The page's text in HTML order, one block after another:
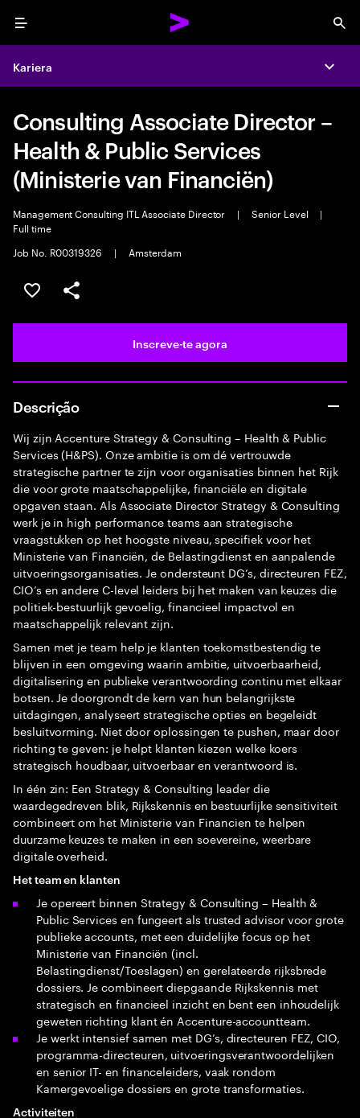
Menu
Kariera
Consulting Associate Director –
Health & Public Services
(Ministerie van Financiën)
Management Consulting ITL Associate Director | Senior Level
|
Full time
Job No. R00319326
| Amsterdam
Guardar oportunidade
Partilhar
Inscreve-te agora
Descrição
Wij zijn Accenture Strategy & Consulting – Health & Public
Services (H&PS). Onze ambitie is om dé vertrouwde
strategische partner te zijn voor organisaties binnen het Rijk
die voor grote maatschappelijke, financiële en digitale
opgaven staan. Als Associate Director Strategy & Consulting
werk je in high performance teams aan strategische
vraagstukken op het hoogste niveau, specifiek voor het
Ministerie van Financiën, de Belastingdienst en aanpalende
uitvoeringsorganisaties. Je ondersteunt DG’s, directeuren FEZ,
CIO’s en andere C-level leiders bij het maken van keuzes die
politiek-bestuurlijk gevoelig, financieel impactvol en
maatschappelijk relevant zijn.
Samen met je team help je klanten toekomstbestendig te
blijven in een omgeving waarin ambitie, uitvoerbaarheid,
digitalisering en publieke verantwoording continu met elkaar
botsen. Je doorgrondt de kern van hun belangrijkste
uitdagingen, analyseert strategische opties en begeleidt
besluitvorming. Niet door oplossingen te pushen, maar door
richting te geven: je helpt klanten kiezen welke koers
strategisch houdbaar, uitvoerbaar en verantwoord is.
In één zin: Een Strategy & Consulting leader die
waardegedreven blik, Rijkskennis en bestuurlijke sensitiviteit
combineert om het Ministerie van Financien te helpen
duurzame keuzes te maken in een soevereine, weerbare
digitale overheid.
Het team en klanten
Je opereert binnen Strategy & Consulting – Health &
Public Services en fungeert als trusted advisor voor grote
publieke accounts, met een duidelijke focus op het
Ministerie van Financiën (incl.
Belastingdienst/Toeslagen) en gerelateerde rijksbrede
dossiers. Je combineert diepgaande Rijkskennis met
strategisch en financieel inzicht en bent een inhoudelijk
geweten richting klant én Accenture-accountteam.
Je werkt intensief samen met DG’s, directeuren FEZ, CIO,
programma-directeuren, uitvoeringsverantwoordelijken
en senior IT- en financeleiders, vaak rondom
Kamergevoelige dossiers en grote transformaties.
Activiteiten